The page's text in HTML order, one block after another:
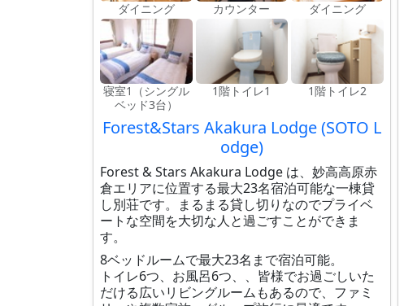
ダイニング カウンター ダイニング
寝室1（シングル
ベッド3台）
1階トイレ1 1階トイレ2
Forest&Stars Akakura Lodge (SOTO L
odge)
Forest & Stars Akakura Lodge は、妙高高原赤
倉エリアに位置する最大23名宿泊可能な一棟貸
し別荘です。まるまる貸し切りなのでプライベ
ートな空間を大切な人と過ごすことができま
す。
8ベッドルームで最大23名まで宿泊可能。
トイレ6つ、お風呂6つ、、皆様でお過ごしいた
だける広いリビングルームもあるので、ファミ